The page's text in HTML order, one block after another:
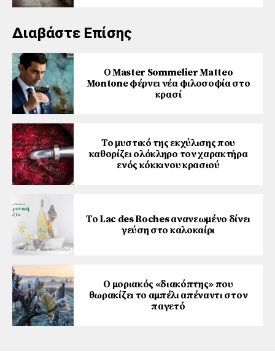
Διαβάστε Επίσης
Ο Master Sommelier Matteo
Montone φέρνει νέα φιλοσοφία στο
κρασί
Το μυστικό της εκχύλισης που
καθορίζει ολόκληρο τον χαρακτήρα
ενός κόκκινου κρασιού
Το Lac des Roches ανανεωμένο δίνει
γεύση στο καλοκαίρι
Ο μοριακός «διακόπτης» που
θωρακίζει το αμπέλι απέναντι στον
παγετό